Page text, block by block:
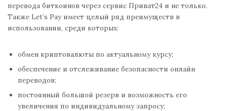
перевода биткоинов через сервис Приват24 и не только.
Также Let’s Pay имеет целый ряд преимуществ в
использовании, среди которых:
обмен криптовалюты по актуальному курсу;
обеспечение и отслеживание безопасности онлайн
переводов;
постоянный большой резерв и возможность его
увеличения по индивидуальному запросу;